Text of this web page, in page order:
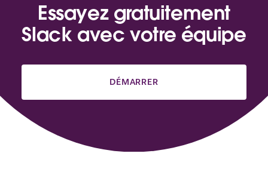
Essayez gratuitement
Slack avec votre équipe
DÉMARRER